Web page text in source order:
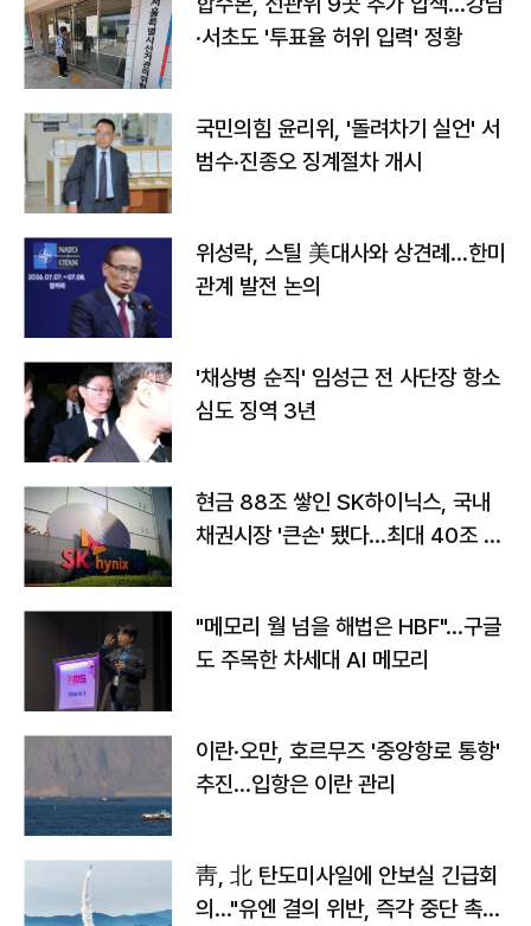
·서초도 '투표율 허위 입력' 정황
국민의힘 윤리위, '돌려차기 실언' 서
범수·진종오 징계절차 개시
위성락, 스틸 美대사와 상견례…한미
관계 발전 논의
'채상병 순직' 임성근 전 사단장 항소
심도 징역 3년
현금 88조 쌓인 SK하이닉스, 국내
채권시장 '큰손' 됐다…최대 40조 투
"메모리 월 넘을 해법은 HBF"…구글
도 주목한 차세대 AI 메모리
이란·오만, 호르무즈 '중앙항로 통항'
추진…입항은 이란 관리
靑, 北 탄도미사일에 안보실 긴급회
의…"유엔 결의 위반, 즉각 중단 촉